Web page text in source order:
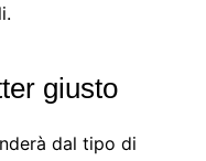
giusto
dal tipo di